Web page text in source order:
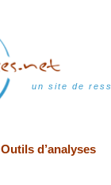
un site de
Outils d’analyses